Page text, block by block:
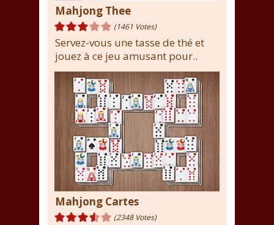
Mahjong Thee
(1461 Votes)
Servez-vous une tasse de thé et
jouez à ce jeu amusant pour..
Mahjong Cartes
(2348 Votes)